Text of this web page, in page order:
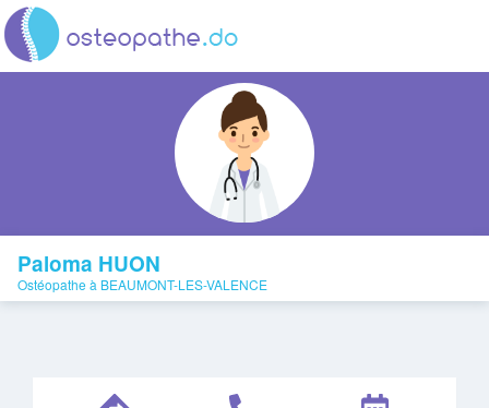
Paloma HUON
Ostéopathe à BEAUMONT-LES-VALENCE